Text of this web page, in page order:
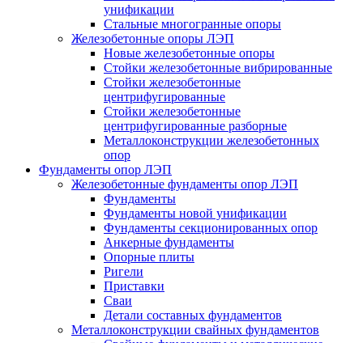
унификации
Стальные многогранные опоры
Железобетонные опоры ЛЭП
Новые железобетонные опоры
Стойки железобетонные вибрированные
Стойки железобетонные
центрифугированные
Стойки железобетонные
центрифугированные разборные
Металлоконструкции железобетонных
опор
Фундаменты опор ЛЭП
Железобетонные фундаменты опор ЛЭП
Фундаменты
Фундаменты новой унификации
Фундаменты секционированных опор
Анкерные фундаменты
Опорные плиты
Ригели
Приставки
Сваи
Детали составных фундаментов
Металлоконструкции свайных фундаментов